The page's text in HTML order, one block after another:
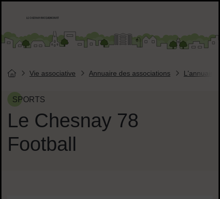
Liens réseaux sociaux
Le Chesnay 78
Football
SPORTS
Vous êtes ici :
Page d'accueil du site
Vie associative Annuaire des associations L'annuaire